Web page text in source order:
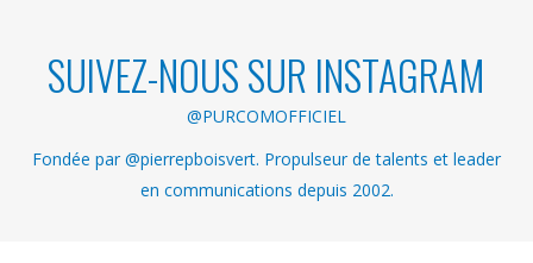
SUIVEZ-NOUS SUR INSTAGRAM
@PURCOMOFFICIEL
Fondée par @pierrepboisvert. Propulseur de talents et leader
en communications depuis 2002.